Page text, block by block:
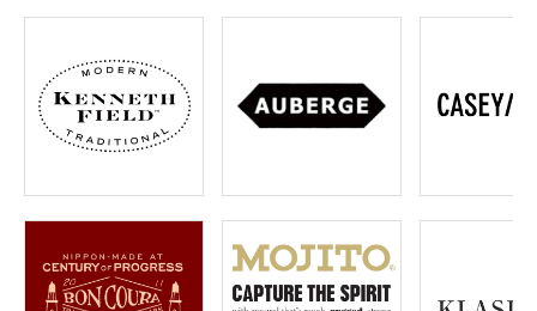
ご利用ガイド
プライバシーポリシー
特定商取引法について
お問い合わせ
OFFICIAL WEB SITE
ACCOUNT MENU
ようこそ ゲスト 様